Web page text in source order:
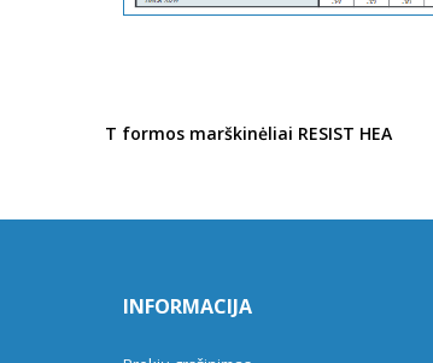
T formos marškinėliai RESIST HEA
INFORMACIJA